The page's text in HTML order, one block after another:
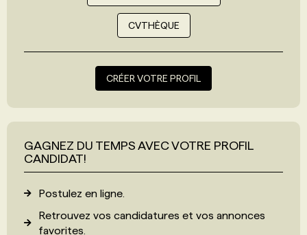
CVTHÈQUE
CRÉER VOTRE PROFIL
GAGNEZ DU TEMPS AVEC VOTRE PROFIL
CANDIDAT!
Postulez en ligne.
Retrouvez vos candidatures et vos annonces
favorites.